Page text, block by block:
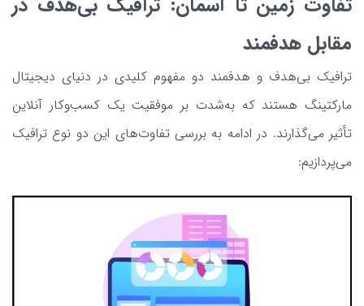
مقابل هدفمند
ترافیک بی‌هدف و هدفمند دو مفهوم کلیدی در دنیای دیجیتال
مارکتینگ هستند که به‌شدت بر موفقیت یک کسب‌وکار آنلاین
تأثیر می‌گذارند. در ادامه به بررسی تفاوت‌های این دو نوع ترافیک
می‌پردازیم: